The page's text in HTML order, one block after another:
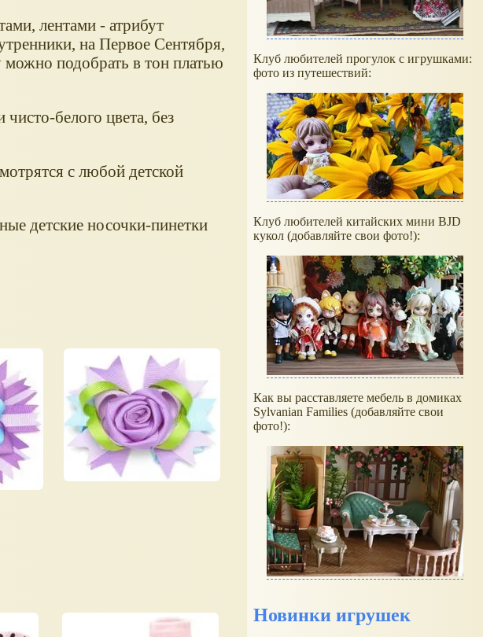
лентами - атрибут
на Первое Сентября,
можно подобрать в тон платью
чисто-белого цвета, без
с любой детской
детские носочки-пинетки
Клуб любителей прогулок с игрушками:
фото из путешествий:
Клуб любителей китайских мини BJD
кукол (добавляйте свои фото!):
Как вы расставляете мебель в домиках
Sylvanian Families (добавляйте свои
фото!):
Новинки игрушек